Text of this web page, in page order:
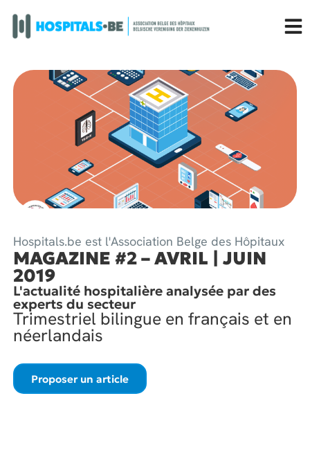
Hospitals.be est l'Association Belge des Hôpitaux
MAGAZINE #2 – AVRIL | JUIN
2019
L'actualité hospitalière analysée par des
experts du secteur
Trimestriel bilingue en français et en
néerlandais
Proposer un article